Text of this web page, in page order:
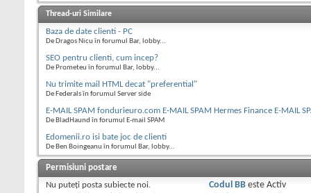
Thread-uri Similare
Baza de date clienti - PC
De Dragos Nicu în forumul Bar, lobby...
SEO pentru clienti, cum incep?
De Prometeu în forumul Bar, lobby...
Nu trimite mail HTML decat "preferential"
De Federals în forumul Server side
E-MAIL SPAM fondurieuro.com E-MAIL SPAM Hermes Finance E-MAIL
De BladHaund în forumul E-mail SPAM
Edomenii.ro isi bate joc de clienti
De Ben Boingeanu în forumul Bar, lobby...
Permisiuni postare
Nu puteţi posta subiecte noi.
Codul BBeste Activ